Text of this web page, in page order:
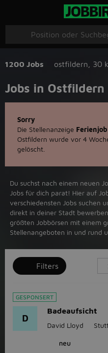
1200 Jobs ostfildern 30
Jobs in Ostfildern
Sorry
Die Stellenanzeige
Ostfildern wurde vor 4
gelöscht.
Du suchst nach einem neuen
Jobs für dich parat! Hier auf
verschiedensten Jobs suchen
direkt in deiner Stadt
größten Jobbörsen mit einem
Stellenangeboten in und rund
Filters
GESPONSERT
D
Badeaufsicht
David Lloyd
neu